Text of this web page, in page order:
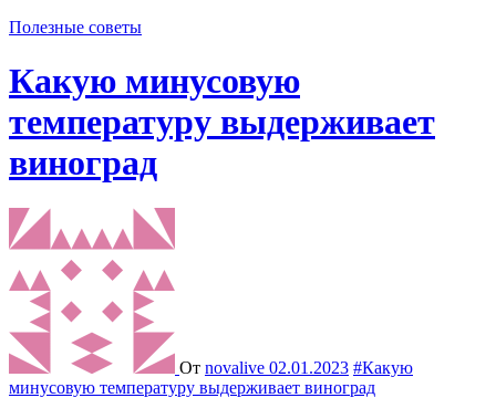
Полезные советы
Какую минусовую
температуру выдерживает
виноград
От novalive 02.01.2023 #Какую
минусовую температуру выдерживает виноград